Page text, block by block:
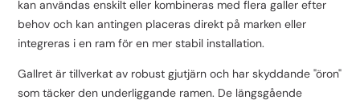
kan användas enskilt eller kombineras med flera galler efter
behov och kan antingen placeras direkt på marken eller
integreras i en ram för en mer stabil installation.
Gallret är tillverkat av robust gjutjärn och har skyddande "öron"
som täcker den underliggande ramen. De längsgående